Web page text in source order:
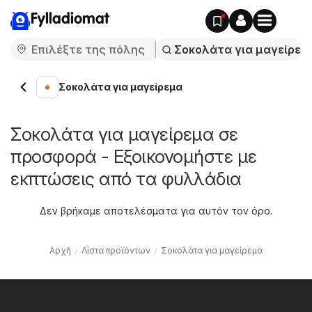
Fylladiomat
Σοκολάτα για μαγείρεμα
Σοκολάτα για μαγείρεμα σε
προσφορά - Εξοικονομήστε με
εκπτώσεις από τα φυλλάδια
Δεν βρήκαμε αποτελέσματα για αυτόν τον όρο.
Αρχή Λίστα προϊόντων Σοκολάτα για μαγείρεμα